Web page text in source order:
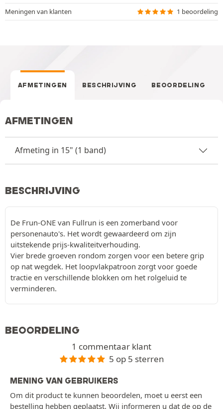
Meningen van klanten
1 beoordeling
AFMETINGEN BESCHRIJVING BEOORDELING
AFMETINGEN
Afmeting in 15" (1 band)
BESCHRIJVING
De Frun-ONE van Fullrun is een zomerband voor
personenauto's. Het wordt gewaardeerd om zijn
uitstekende prijs-kwaliteitverhouding.
Vier brede groeven rondom zorgen voor een betere grip
op nat wegdek. Het loopvlakpatroon zorgt voor goede
tractie en verschillende blokken om het rolgeluid te
verminderen.
BEOORDELING
1 commentaar klant
5 op 5 sterren
MENING VAN GEBRUIKERS
Om dit product te kunnen beoordelen, moet u eerst een
bestelling hebben geplaatst. Wij informeren u dat de op de